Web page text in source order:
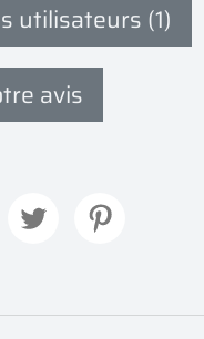
utilisateurs (1)
avis